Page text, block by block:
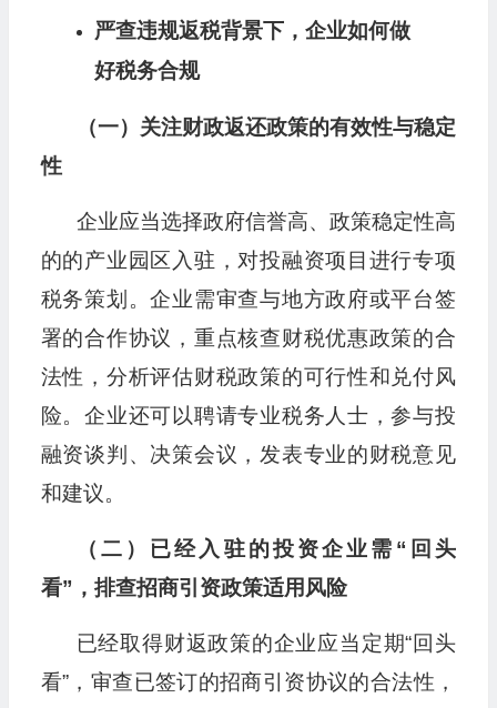
严查违规返税背景下，企业如何做
好税务合规
（一）关注财政返还政策的有效性与稳定
性
企业应当选择政府信誉高、政策稳定性高
的的产业园区入驻，对投融资项目进行专项
税务策划。企业需审查与地方政府或平台签
署的合作协议，重点核查财税优惠政策的合
法性，分析评估财税政策的可行性和兑付风
险。企业还可以聘请专业税务人士，参与投
融资谈判、决策会议，发表专业的财税意见
和建议。
（二）已经入驻的投资企业需“回头
看”，排查招商引资政策适用风险
已经取得财返政策的企业应当定期“回头
看”，审查已签订的招商引资协议的合法性，